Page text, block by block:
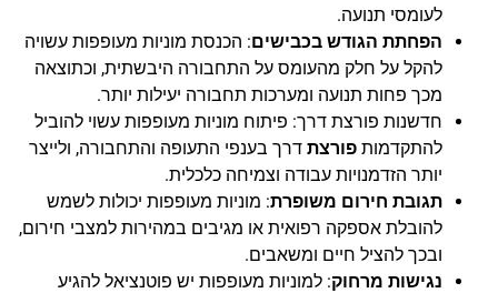
לעומסי תנועה.
הפחתת הגודש בכבישים: הכנסת מוניות מעופפות עשויה
להקל על חלק מהעומס על התחבורה היבשתית, וכתוצאה
מכך פחות תנועה ומערכות תחבורה יעילות יותר.
חדשנות פורצת דרך: פיתוח מוניות מעופפות עשוי להוביל
להתקדמות פורצת דרך בענפי התעופה והתחבורה, ולייצר
יותר הזדמנויות עבודה וצמיחה כלכלית.
תגובת חירום משופרת: מוניות מעופפות יכולות לשמש
להובלת אספקה רפואית או מגיבים במהירות למצבי חירום,
ובכך להציל חיים ומשאבים.
נגישות מרחוק: למוניות מעופפות יש פוטנציאל להגיע